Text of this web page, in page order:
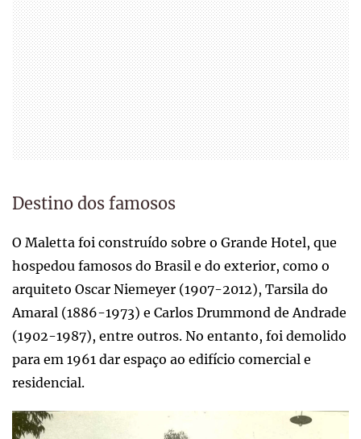
Destino dos famosos
O Maletta foi construído sobre o Grande Hotel, que
hospedou famosos do Brasil e do exterior, como o
arquiteto Oscar Niemeyer (1907-2012), Tarsila do
Amaral (1886-1973) e Carlos Drummond de Andrade
(1902-1987), entre outros. No entanto, foi demolido
para em 1961 dar espaço ao edifício comercial e
residencial.